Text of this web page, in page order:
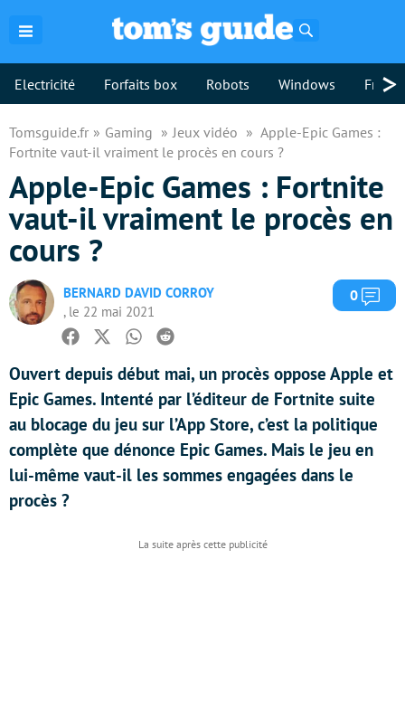
Electricité Forfaits box Robots Windows >
Tomsguide.fr Gaming Jeux vidéo
Apple-Epic Games :
Fortnite vaut-il vraiment le procès en cours ?
Apple-Epic Games : Fortnite
vaut-il vraiment le procès en
cours ?
BERNARD DAVID CORROY
, le 22 mai 2021
0
Facebook
TwitterWhatsapp
Reddit
Ouvert depuis début mai, un procès oppose Apple et
Epic Games. Intenté par l’éditeur de Fortnite suite
au blocage du jeu sur l’App Store, c’est la politique
complète que dénonce Epic Games. Mais le jeu en
lui-même vaut-il les sommes engagées dans le
procès ?